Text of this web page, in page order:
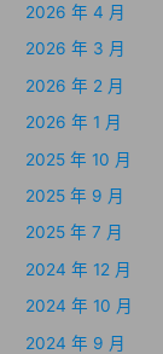
2026 年 4 月
2026 年 3 月
2026 年 2 月
2026 年 1 月
2025 年 10 月
2025 年 9 月
2025 年 7 月
2024 年 12 月
2024 年 10 月
2024 年 9 月